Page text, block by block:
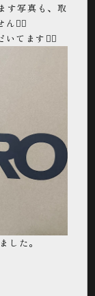
す写真も、取
🙇‍♂️
てます🙇‍♂️
した。